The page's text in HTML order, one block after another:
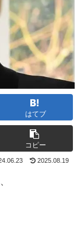
はてブ
コピー
2025.08.19